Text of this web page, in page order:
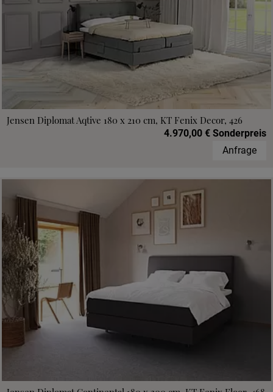
Jensen Diplomat Aqtive 180 x 210 cm, KT Fenix Decor, 426
4.970,00 € Sonderpreis
Anfrage